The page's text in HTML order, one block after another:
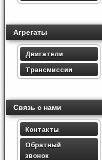
Агрегаты
Двигатели
Трансмиссии
Связь с нами
Контакты
Обратный
звонок